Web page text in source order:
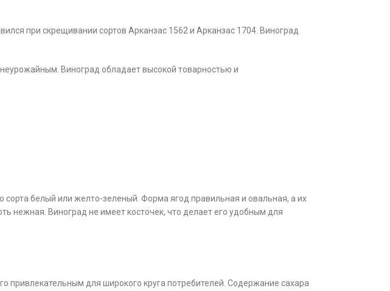
при скрещивании сортов Арканзас 1562 и Арканзас 1704. Виноград
Виноград обладает высокой товарностью и
белый или желто-зеленый. Форма ягод правильная и овальная, а их
нежная. Виноград не имеет косточек, что делает его удобным для
привлекательным для широкого круга потребителей. Содержание сахара